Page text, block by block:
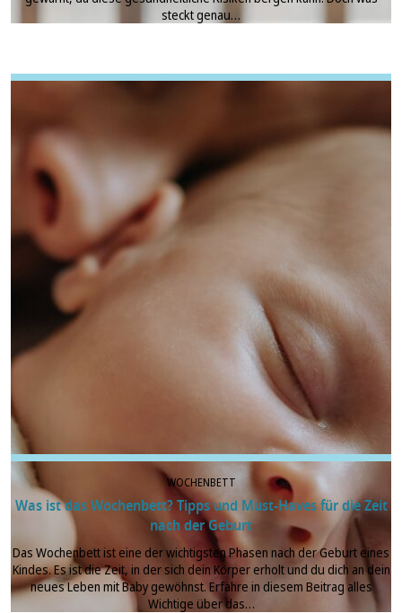
steckt genau…
WOCHENBETT
Was ist das Wochenbett? Tipps und Must-Haves für die Zeit
nach der Geburt
Das Wochenbett ist eine der wichtigsten Phasen nach der Geburt eines
Kindes. Es ist die Zeit, in der sich dein Körper erholt und du dich an dein
neues Leben mit Baby gewöhnst. Erfahre in diesem Beitrag alles
Wichtige über das…